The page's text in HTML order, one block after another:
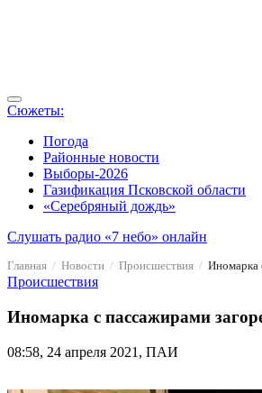
Сюжеты:
Погода
Районные новости
Выборы-2026
Газификация Псковской области
«Серебряный дождь»
Слушать радио «7 небо» онлайн
Главная Новости Происшествия Иномарка
Происшествия
Иномарка с пассажирами
08:58, 24 апреля 2021, ПАИ